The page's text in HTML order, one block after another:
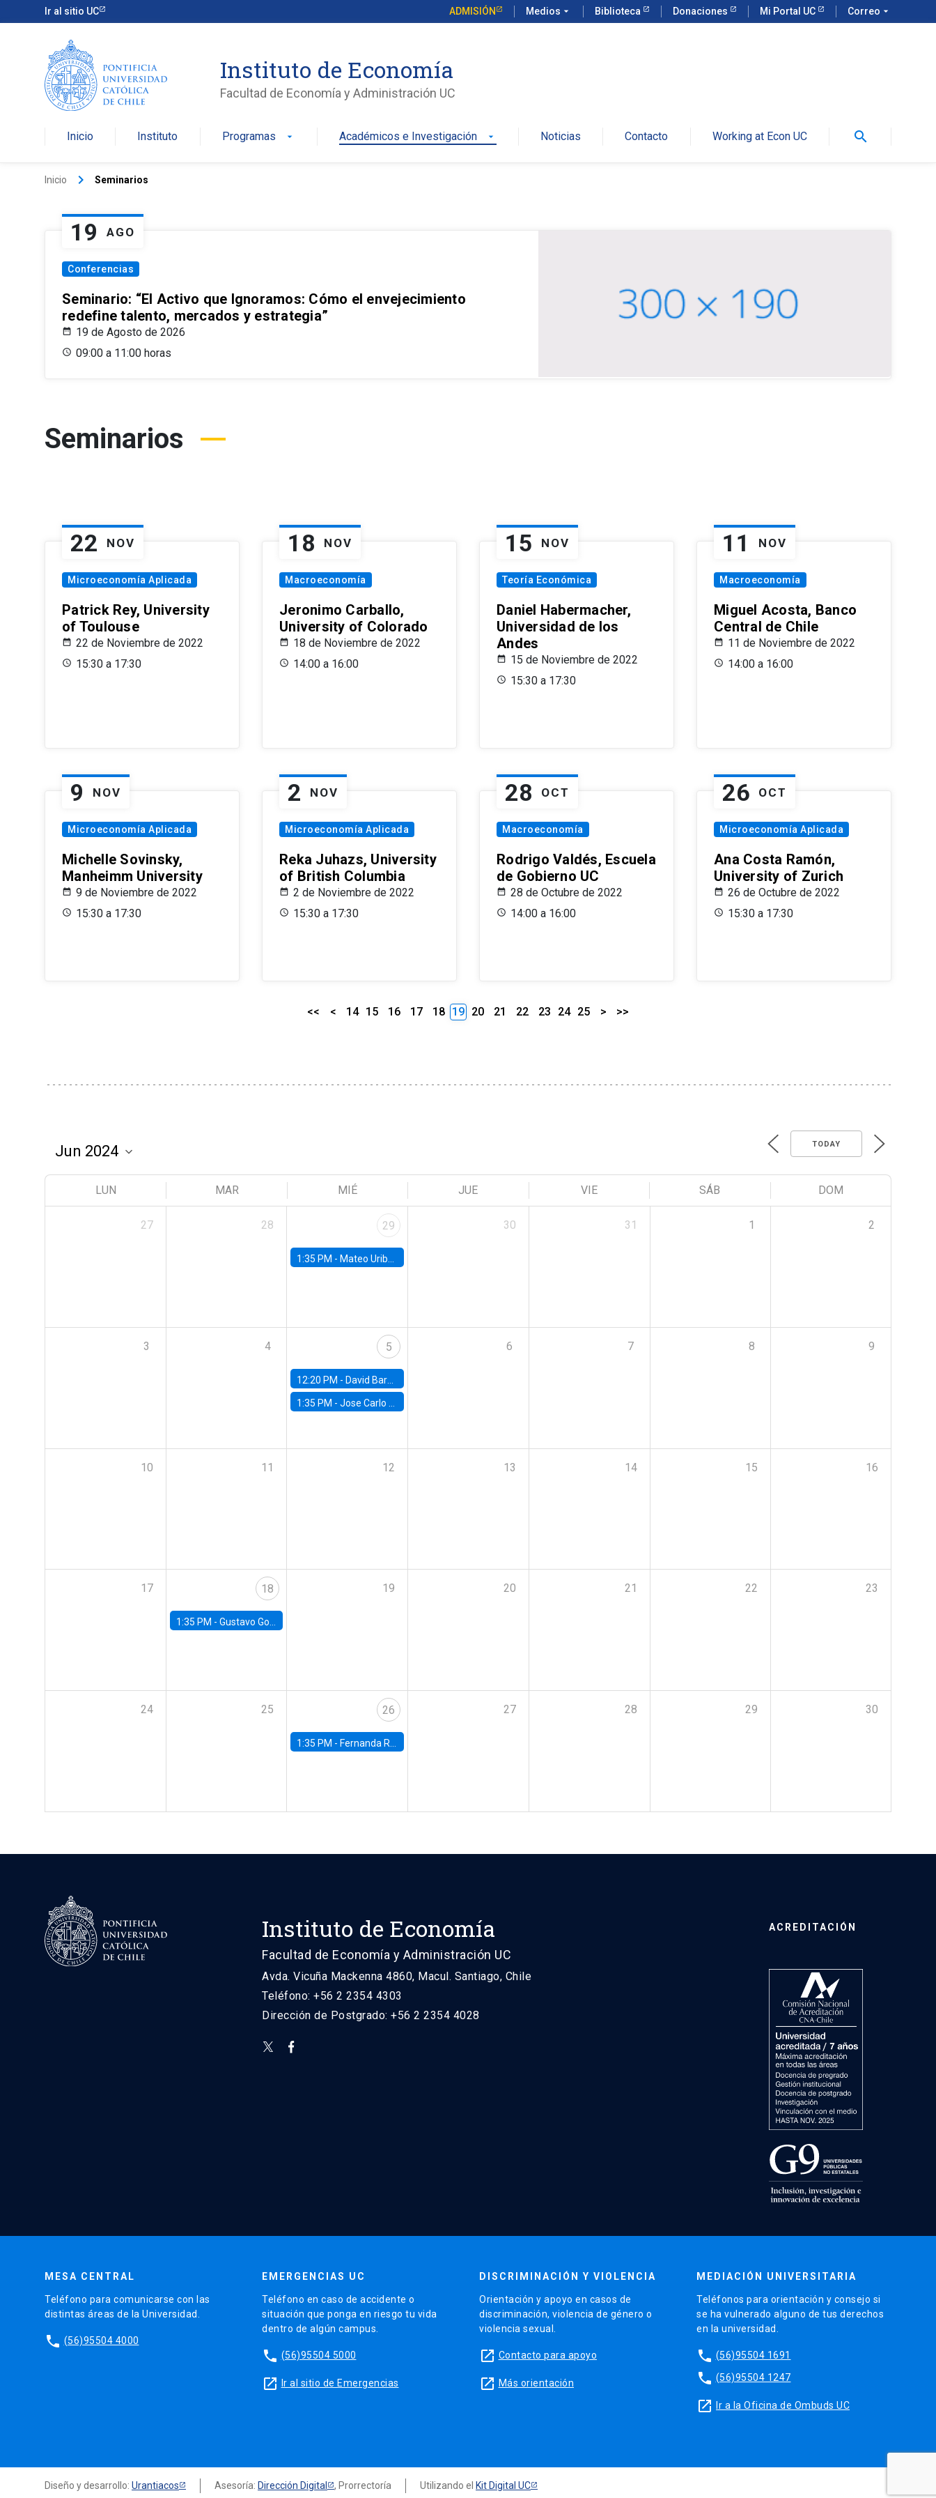
Ir al sitio UC ADMISIÓN Medios arrow_drop_down Biblioteca Donaciones Mi Portal UC Correo arrow_drop_down
Instituto de Economía
Facultad de Economía y Administración UC
Inicio Instituto Programas arrow_drop_down Académicos e Investigación arrow_drop_down Noticias Contacto Working at Econ UC search
Inicio keyboard_arrow_right Seminarios
19 AGO
Conferencias
Seminario: “El Activo que Ignoramos: Cómo el envejecimiento
redefine talento, mercados y estrategia”
19 de Agosto de 2026
09:00 a 11:00 horas
Seminarios
22 NOV
Microeconomía Aplicada
Patrick Rey, University
of Toulouse
22 de Noviembre de 2022
15:30 a 17:30
18 NOV
Macroeconomía
Jeronimo Carballo,
University of Colorado
18 de Noviembre de 2022
14:00 a 16:00
15 NOV
Teoría Económica
Daniel Habermacher,
Universidad de los
Andes
15 de Noviembre de 2022
15:30 a 17:30
11 NOV
Macroeconomía
Miguel Acosta, Banco
Central de Chile
11 de Noviembre de 2022
14:00 a 16:00
9 NOV
Microeconomía Aplicada
Michelle Sovinsky,
Manheimm University
9 de Noviembre de 2022
15:30 a 17:30
2 NOV
Microeconomía Aplicada
Reka Juhazs, University
of British Columbia
2 de Noviembre de 2022
15:30 a 17:30
28 OCT
Macroeconomía
Rodrigo Valdés, Escuela
de Gobierno UC
28 de Octubre de 2022
14:00 a 16:00
26 OCT
Microeconomía Aplicada
Ana Costa Ramón,
University of Zurich
26 de Octubre de 2022
15:30 a 17:30
<< < 14 15 16 17 18 19 20 21 22 23 24 25 > >>
TODAY
LUN MAR MIÉ JUE VIE SÁB DOM
27 28 29
1:35 PM - Mateo Uribe-Castro, Universidad de los Andes (Colombia)
30 31 1 2
3 4 5
12:20 PM - David Bardey, Universidad de los Andes - CEDE
1:35 PM -Jose Carlo Bermudez, UC (ME) & World Bank
6 7 8 9
10 11 12 13 14 15 16
17 18
1:35 PM - Gustavo González, Banco Central de Chile
19 20 21 22 23
24 25 26
1:35 PM - Fernanda Rojas Ampuero, University of Wisconsin-Madison
27 28 29 30
Instituto de Economía
Facultad de Economía y Administración UC
Avda. Vicuña Mackenna 4860, Macul. Santiago, Chile
Teléfono: +56 2 2354 4303
Dirección de Postgrado: +56 2 2354 4028
ACREDITACIÓN
MESA CENTRAL
Teléfono para comunicarse con las
distintas áreas de la Universidad.
phone (56)95504 4000
EMERGENCIAS UC
Teléfono en caso de accidente o
situación que ponga en riesgo tu vida
dentro de algún campus.
phone (56)95504 5000
launch Ir al sitio de Emergencias
DISCRIMINACIÓN Y VIOLENCIA
Orientación y apoyo en casos de
discriminación, violencia de género o
violencia sexual.
launch Contacto para apoyo
launch Más orientación
MEDIACIÓN UNIVERSITARIA
Teléfonos para orientación y consejo si
se ha vulnerado alguno de tus derechos
en la universidad.
phone (56)95504 1691
phone (56)95504 1247
launch Ir a la Oficina de Ombuds UC
Diseño y desarrollo: Urantiacos Asesoría: Dirección Digital , Prorrectoría Utilizando el Kit Digital UC